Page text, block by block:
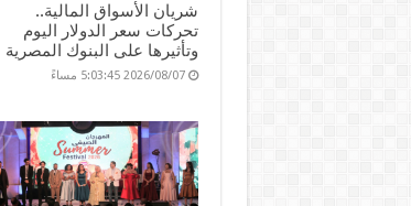
شريان الأسواق المالية..
تحركات سعر الدولار اليوم
وتأثيرها على البنوك المصرية
2026/08/07 5:03:45 مساءً